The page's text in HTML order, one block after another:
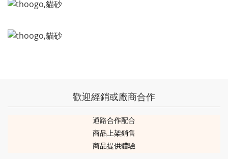
歡迎經銷或廠商合作
通路合作配合
商品上架銷售
商品提供體驗